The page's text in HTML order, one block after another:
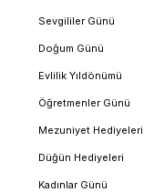
Sevgililer Günü
Doğum Günü
Evlilik Yıldönümü
Öğretmenler Günü
Mezuniyet Hediyeleri
Düğün Hediyeleri
Kadınlar Günü